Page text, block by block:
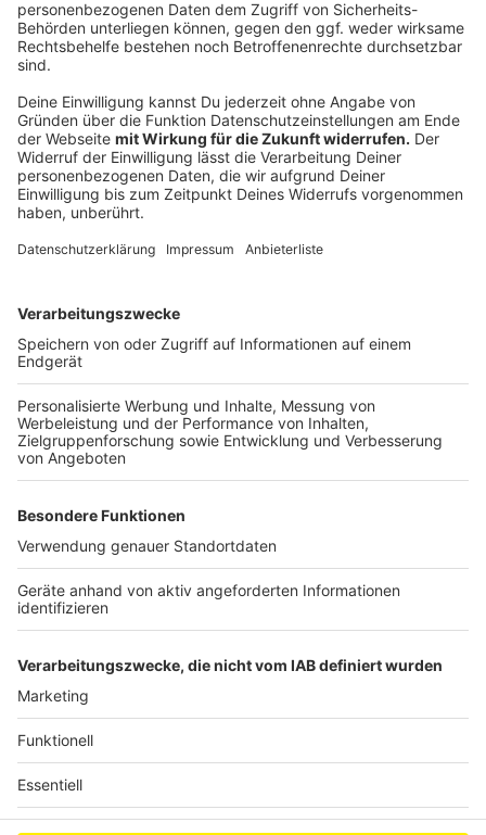
Anzeige
Speisekarte sind der gegrillte Oktopus und die
klassischen Bifana Sandwiches, die mit einer
Anzeige
Portugiesische Weine und mehr: Entspannen
Natürlich darf auch der passende Drink nicht fehlen:
Eat Portuguese bietet eine exquisite Auswahl an
Rotweine, die aktuell immer mehr im Trend liegen. Für
eine erfrischende Abwechslung sorgen das leckere
portugiesische Bier oder eine spritzige portugiesische
oder das Wochenende gebührend einzuläuten.
Anzeige
Anzeige